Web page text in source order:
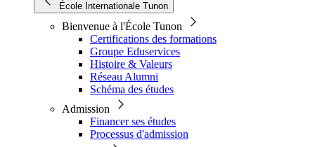
École Internationale Tunon
Bienvenue à l'École Tunon
Certifications des formations
Groupe Eduservices
Histoire & Valeurs
Réseau Alumni
Schéma des études
Admission
Financer ses études
Processus d'admission